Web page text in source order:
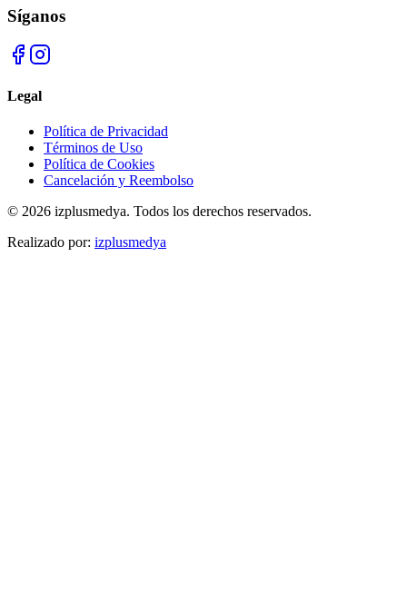
Síganos
Legal
Política de Privacidad
Términos de Uso
Política de Cookies
Cancelación y Reembolso
© 2026 izplusmedya. Todos los derechos reservados.
Realizado por: izplusmedya